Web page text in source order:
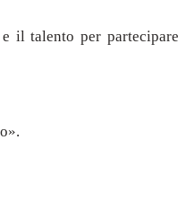
il talento per partecipare